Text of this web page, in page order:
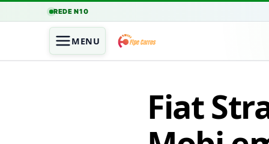
REDE N10
MENU
Fiat